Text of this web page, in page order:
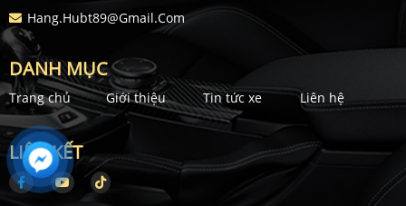
Hang.hubt89@gmail.com
DANH MỤC
Trang chủ Giới thiệu Tin tức xe Liên hệ
LIÊN KẾT